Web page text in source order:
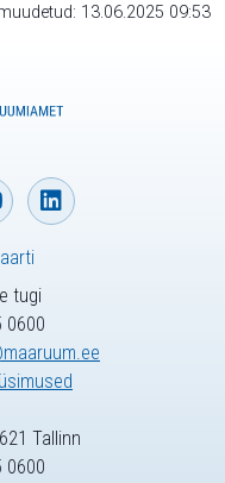
13.06.2025 09:53
tugi
0600
Tallinn
0600